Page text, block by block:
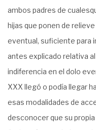
ambos padres de
hijas que ponen de
eventual, suficiente para
antes explicado relativa
indiferencia en el dolo
XXX llegó o podía llegar
esas modalidades de
desconocer que su